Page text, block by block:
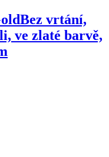
Bez vrtání,
ve zlaté barvě,